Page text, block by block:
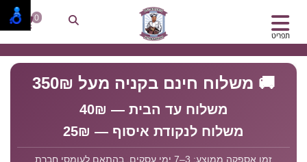
🚚 משלוח חינם בקניה מעל 350₪
משלוח עד הבית — 40₪
משלוח לנקודת איסוף — 25₪
זמן אספקה ממוצע: 3–7 ימי עסקים, בהתאם לעומסי חברת
תפריט
0